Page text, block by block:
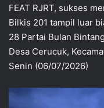
FEAT RJRT, sukses
Bilkis 201 tampil luar
28 Partai Bulan
Desa Cerucuk,
Senin (06/07/2026)